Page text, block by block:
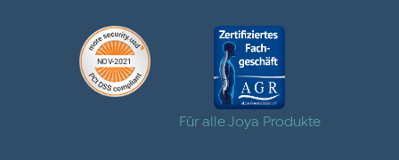
Für alle Joya Produkte